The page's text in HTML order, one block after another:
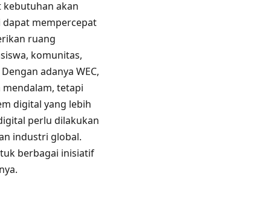
akan
dapat mempercepat
ruang
komunitas,
adanya WEC,
tetapi
digital yang lebih
perlu dilakukan
industri global.
berbagai inisiatif